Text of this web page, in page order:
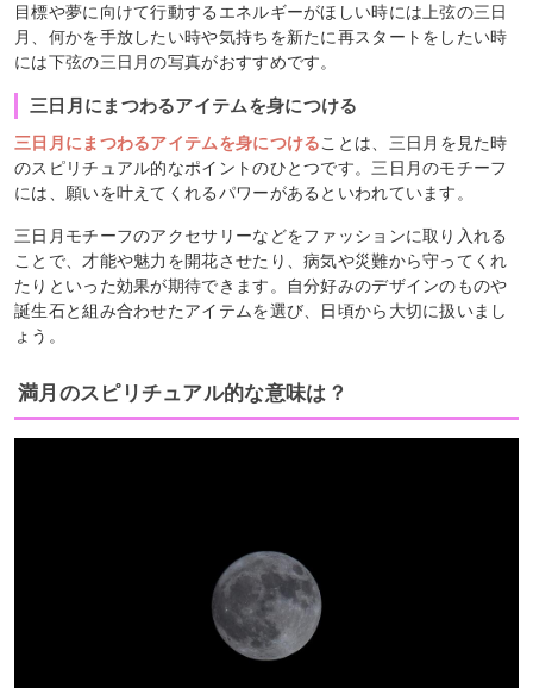
目標や夢に向けて行動するエネルギーがほしい時には上弦の三日
月、何かを手放したい時や気持ちを新たに再スタートをしたい時
には下弦の三日月の写真がおすすめです。
三日月にまつわるアイテムを身につける
三日月にまつわるアイテムを身につけることは、三日月を見た時
のスピリチュアル的なポイントのひとつです。三日月のモチーフ
には、願いを叶えてくれるパワーがあるといわれています。
三日月モチーフのアクセサリーなどをファッションに取り入れる
ことで、才能や魅力を開花させたり、病気や災難から守ってくれ
たりといった効果が期待できます。自分好みのデザインのものや
誕生石と組み合わせたアイテムを選び、日頃から大切に扱いまし
ょう。
満月のスピリチュアル的な意味は？